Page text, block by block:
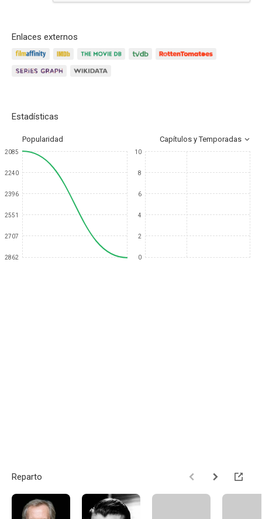
Enlaces externos
Estadísticas
Popularidad Capítulos y Temporadas
2085
2240
2396
2551
2707
2862
10
8
6
4
2
0
Reparto